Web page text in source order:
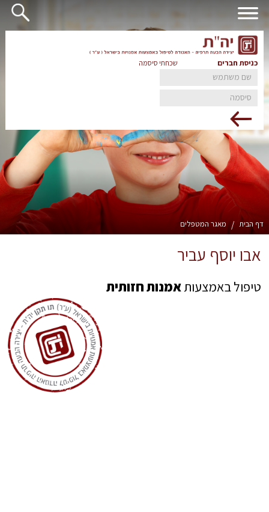
כניסת חברים שכחתי סיסמה
דף הבית / מאגר המטפלים
אבו יוסף עביר
טיפול באמצעותאמנות חזותית